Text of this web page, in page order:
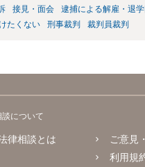
接見・面会 逮捕による解雇・退
たくない
刑事裁判 裁判員裁判
について
律相談とは
ご意見
利用規